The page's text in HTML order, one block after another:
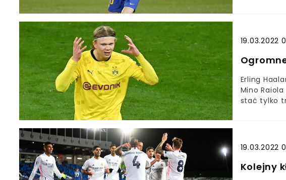
19.03.2022
Erling
Mino
stać tylko
polecieć
przyznał,
19.03.2022
Kolejny